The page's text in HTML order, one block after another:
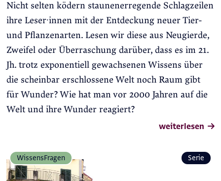
Nicht selten ködern staunenerregende Schlagzeilen
ihre Leser·innen mit der Entdeckung neuer Tier-
und Pflanzenarten. Lesen wir diese aus Neugierde,
Zweifel oder Überraschung darüber, dass es im 21.
Jh. trotz exponentiell gewachsenen Wissens über
die scheinbar erschlossene Welt noch Raum gibt
für Wunder? Wie hat man vor 2000 Jahren auf die
Welt und ihre Wunder reagiert?
weiterlesen
Wissens­Fragen Serie